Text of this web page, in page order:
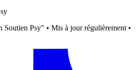
Psy" • Mis à jour régulièrement •